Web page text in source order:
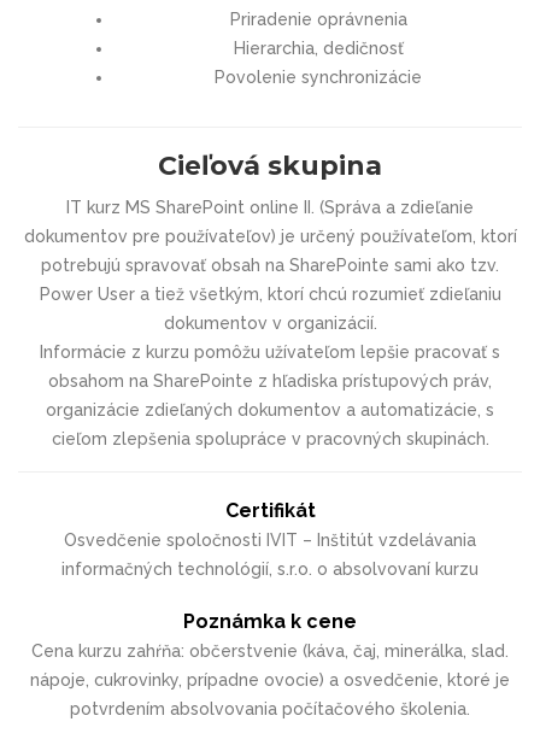
Priradenie oprávnenia
Hierarchia, dedičnosť
Povolenie synchronizácie
Cieľová skupina
IT kurz MS SharePoint online II. (Správa a zdieľanie
dokumentov pre používateľov) je určený používateľom, ktorí
potrebujú spravovať obsah na SharePointe sami ako tzv.
Power User a tiež všetkým, ktorí chcú rozumieť zdieľaniu
dokumentov v organizácií.
Informácie z kurzu pomôžu užívateľom lepšie pracovať s
obsahom na SharePointe z hľadiska prístupových práv,
organizácie zdieľaných dokumentov a automatizácie, s
cieľom zlepšenia spolupráce v pracovných skupinách.
Certifikát
Osvedčenie spoločnosti IVIT – Inštitút vzdelávania
informačných technológií, s.r.o. o absolvovaní kurzu
Poznámka k cene
Cena kurzu zahŕňa: občerstvenie (káva, čaj, minerálka, slad.
nápoje, cukrovinky, prípadne ovocie) a osvedčenie, ktoré je
potvrdením absolvovania počítačového školenia.